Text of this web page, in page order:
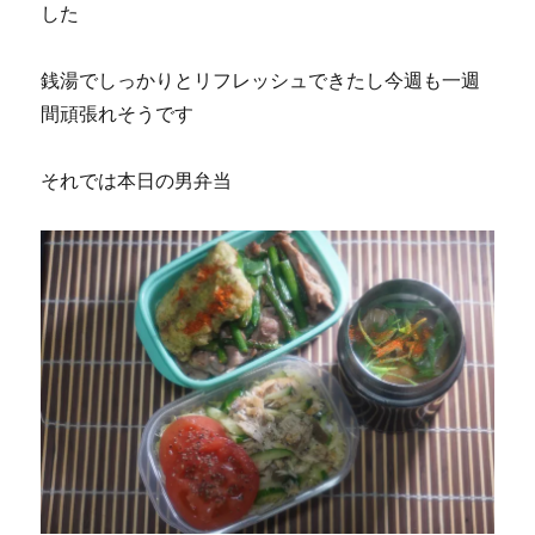
した
銭湯でしっかりとリフレッシュできたし今週も一週
間頑張れそうです
それでは本日の男弁当